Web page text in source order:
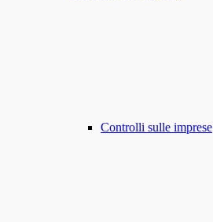
Controlli sulle imprese